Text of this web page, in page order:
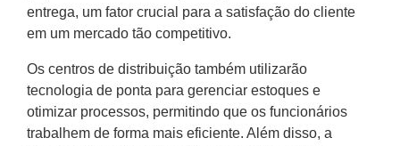
entrega, um fator crucial para a satisfação do cliente
em um mercado tão competitivo.
Os centros de distribuição também utilizarão
tecnologia de ponta para gerenciar estoques e
otimizar processos, permitindo que os funcionários
trabalhem de forma mais eficiente. Além disso, a